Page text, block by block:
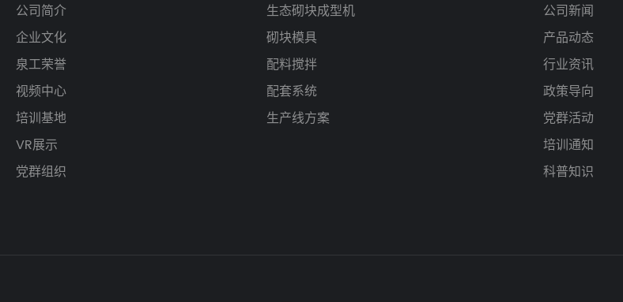
公司简介
企业文化
泉工荣誉
视频中心
培训基地
VR展示
党群组织
生态砌块成型机
砌块模具
配料搅拌
配套系统
生产线方案
公司新闻
产品动态
行业资讯
政策导向
党群活动
培训通知
科普知识